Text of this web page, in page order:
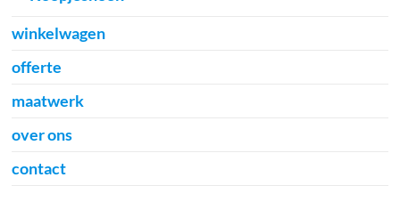
winkelwagen
offerte
maatwerk
over ons
contact